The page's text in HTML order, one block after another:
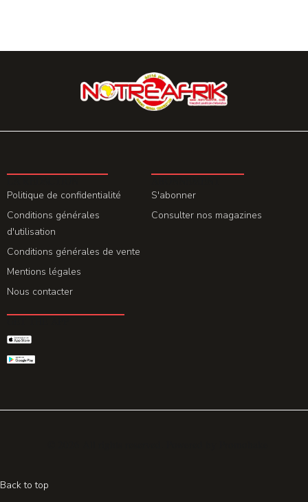
Politique de confidentialité
Conditions générales
d'utilisation
Conditions générales de vente
Mentions légales
Nous contacter
S'abonner
Consulter nos magazines
Back to top